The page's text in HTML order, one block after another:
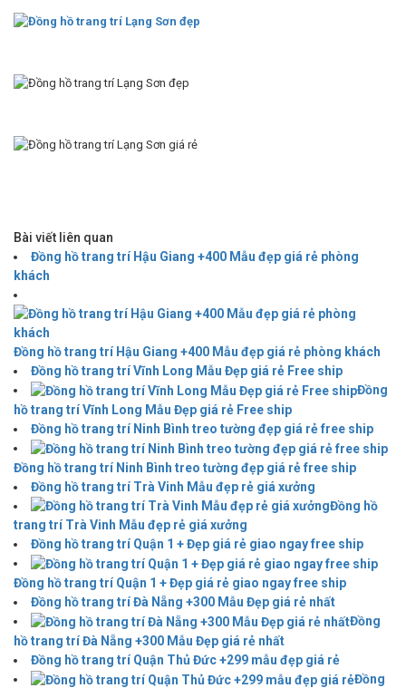
Bài viết liên quan
Đồng hồ trang trí Hậu Giang +400 Mẫu đẹp giá rẻ phòng
khách
Đồng hồ trang trí Hậu Giang +400 Mẫu đẹp giá rẻ phòng khách
Đồng hồ trang trí Vĩnh Long Mẫu Đẹp giá rẻ Free ship
Đồng
hồ trang trí Vĩnh Long Mẫu Đẹp giá rẻ Free ship
Đồng hồ trang trí Ninh Bình treo tường đẹp giá rẻ free ship
Đồng hồ trang trí Ninh Bình treo tường đẹp giá rẻ free ship
Đồng hồ trang trí Trà Vinh Mẫu đẹp rẻ giá xưởng
Đồng hồ
trang trí Trà Vinh Mẫu đẹp rẻ giá xưởng
Đồng hồ trang trí Quận 1 + Đẹp giá rẻ giao ngay free ship
Đồng hồ trang trí Quận 1 + Đẹp giá rẻ giao ngay free ship
Đồng hồ trang trí Đà Nẵng +300 Mẫu Đẹp giá rẻ nhất
Đồng
hồ trang trí Đà Nẵng +300 Mẫu Đẹp giá rẻ nhất
Đồng hồ trang trí Quận Thủ Đức +299 mẫu đẹp giá rẻ
Đồng